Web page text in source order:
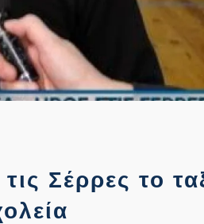
Σέρρες το